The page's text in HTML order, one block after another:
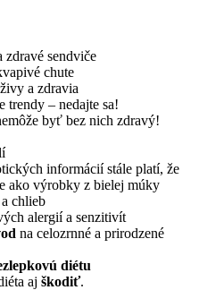
zdravé sendviče
chute
a zdravia
trendy – nedajte sa!
byť bez nich zdravý!
informácií stále platí, že
ako výrobky z bielej múky
chlieb
alergií a senzitivít
na celozrnné a prirodzené
diétu
aj škodiť.